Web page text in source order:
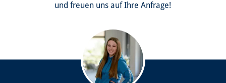
und freuen uns auf Ihre Anfrage!